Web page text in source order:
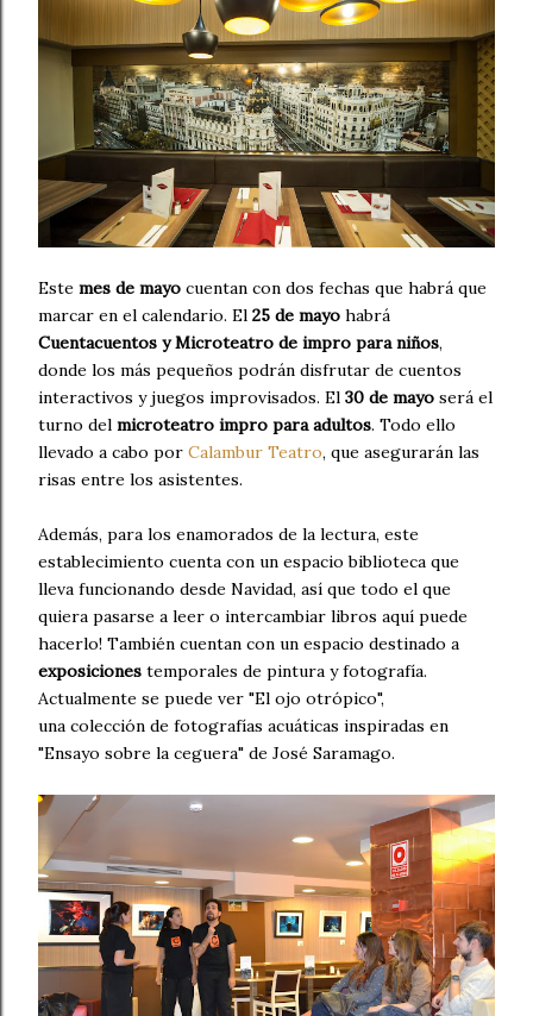
Este mes de mayo cuentan con dos fechas que habrá que
marcar en el calendario. El 25 de mayo habrá
Cuentacuentos y Microteatro de impro para niños,
donde los más pequeños podrán disfrutar de cuentos
interactivos y juegos improvisados. El 30 de mayo será el
turno del microteatro impro para adultos. Todo ello
llevado a cabo por Calambur Teatro, que asegurarán las
risas entre los asistentes.
Además, para los enamorados de la lectura, este
establecimiento cuenta con un espacio biblioteca que
lleva funcionando desde Navidad, así que todo el que
quiera pasarse a leer o intercambiar libros aquí puede
hacerlo! También cuentan con un espacio destinado a
exposiciones temporales de pintura y fotografía.
Actualmente se puede ver "El ojo otrópico",
una colección de fotografías acuáticas inspiradas en
"Ensayo sobre la ceguera" de José Saramago.